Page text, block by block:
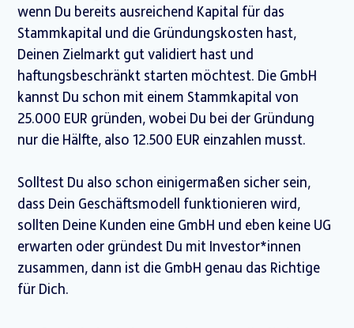
wenn Du bereits ausreichend Kapital für das
Stammkapital und die Gründungskosten hast,
Deinen Zielmarkt gut validiert hast und
haftungsbeschränkt starten möchtest. Die GmbH
kannst Du schon mit einem Stammkapital von
25.000 EUR gründen, wobei Du bei der Gründung
nur die Hälfte, also 12.500 EUR einzahlen musst.
Solltest Du also schon einigermaßen sicher sein,
dass Dein Geschäftsmodell funktionieren wird,
sollten Deine Kunden eine GmbH und eben keine UG
erwarten oder gründest Du mit Investor*innen
zusammen, dann ist die GmbH genau das Richtige
für Dich.